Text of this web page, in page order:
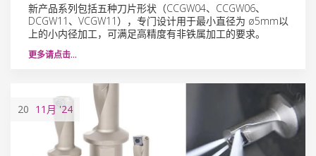
新产品系列包括五种刀片形状（CCGW04、CCGW06、
DCGW11、VCGW11），专门设计用于最小直径为 ø5mm以
上的小内径加工，可满足高精度有非铁属加工的要求。
更多请点击…
20 11月'24